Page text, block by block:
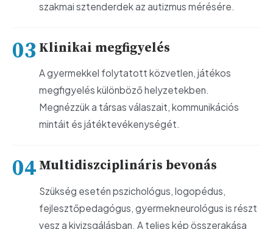
szakmai sztenderdek az autizmus mérésére.
Klinikai megfigyelés
A gyermekkel folytatott közvetlen, játékos
megfigyelés különböző helyzetekben.
Megnézzük a társas válaszait, kommunikációs
mintáit és játéktevékenységét.
Multidiszciplináris bevonás
Szükség esetén pszichológus, logopédus,
fejlesztőpedagógus, gyermekneurológus is részt
vesz a kivizsgálásban. A teljes kép összerakása